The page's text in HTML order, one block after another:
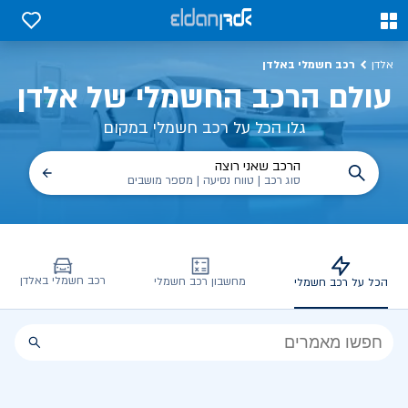
0
0
אלדן רכב חשמלי באלדן
עולם הרכב החשמלי של אלדן
גלו הכל על רכב חשמלי במקום
הרכב שאני רוצה
סוג רכב | טווח נסיעה | מספר מושבים
הכל על רכב חשמלי מחשבון רכב חשמלי רכב חשמלי באלדן
הכל
הכל על רכב חשמלי, שימושים, טכנולוגיה וכל מה שכדי לדעת | אלדן